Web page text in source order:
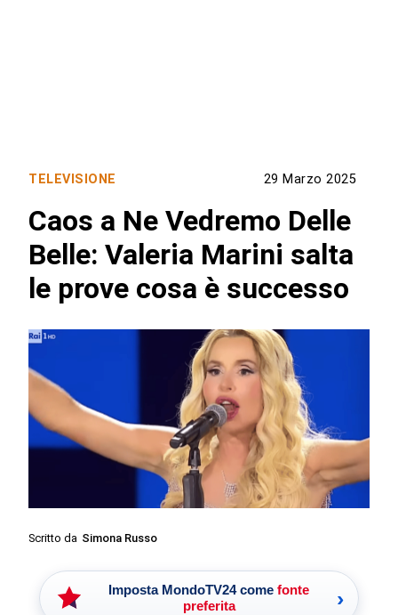
TELEVISIONE 29 Marzo 2025
Caos a Ne Vedremo Delle
Belle: Valeria Marini salta
le prove cosa è successo
Scritto da Simona Russo
Imposta MondoTV24 come fonte
preferita
›